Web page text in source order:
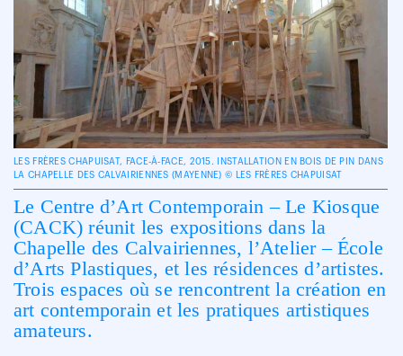
LES FRÈRES CHAPUISAT, FACE-À-FACE, 2015. INSTALLATION EN BOIS DE PIN DANS
LA CHAPELLE DES CALVAIRIENNES (MAYENNE) © LES FRÈRES CHAPUISAT
Le Centre d’Art Contemporain – Le Kiosque
(CACK) réunit les expositions dans la
Chapelle des Calvairiennes, l’Atelier – École
d’Arts Plastiques, et les résidences d’artistes.
Trois espaces où se rencontrent la création en
art contemporain et les pratiques artistiques
amateurs.